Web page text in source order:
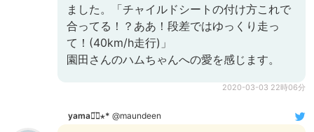
ました。「チャイルドシートの付け方これで
合ってる！？ああ！段差ではゆっくり走っ
て！(40km/h走行)」
園田さんのハムちゃんへの愛を感じます。
2020-03-03 22時06分
yama◡̈⃝︎⋆︎* @maundeen